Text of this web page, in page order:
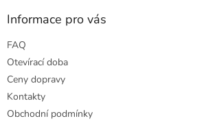
Informace pro vás
FAQ
Otevírací doba
Ceny dopravy
Kontakty
Obchodní podmínky